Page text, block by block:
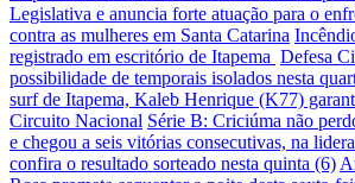
Legislativa e anuncia forte atuação para o
contra as mulheres em Santa Catarina
registrado em escritório de Itapema Defesa
possibilidade de temporais isolados nesta
surf de Itapema, Kaleb Henrique (K77)
Circuito Nacional Série B: Criciúma não
e chegou a seis vitórias consecutivas, na
confira o resultado sorteado nesta quinta (6)